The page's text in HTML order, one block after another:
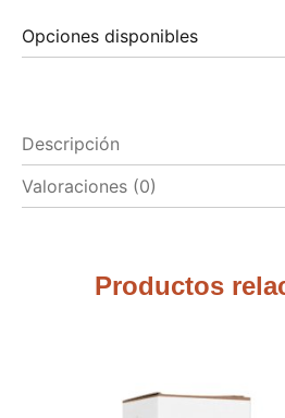
Opciones disponibles
Descripción
Valoraciones (0)
Productos